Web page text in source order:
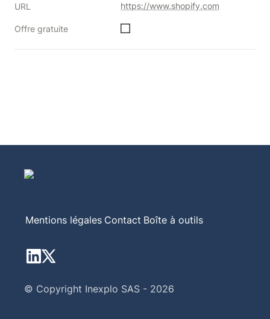
URL https://www.shopify.com
Offre gratuite
Mentions légales Contact Boîte à outils
© Copyright Inexplo SAS - 2026